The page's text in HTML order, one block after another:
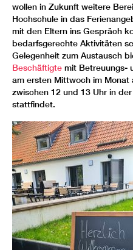
wollen in Zukunft weitere
Hochschule in das
mit den Eltern ins Gespräch
bedarfsgerechte Aktivitäten
Gelegenheit zum Austausch
Beschäftigte mit Betreuungs-
am ersten Mittwoch im Monat
zwischen 12 und 13 Uhr in
stattfindet.